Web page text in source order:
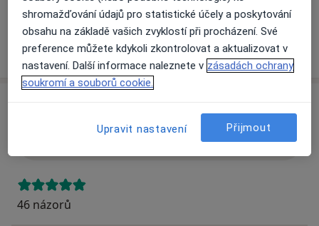
Více
o adrese
Přidejte svůj názor
46 názorů
shromažďování údajů pro statistické účely a poskytování
obsahu na základě vašich zvyklostí při procházení. Své
preference můžete kdykoli zkontrolovat a aktualizovat v
nastavení. Další informace naleznete v zásadách ochrany
soukromí a souborů cookie.
Upravit nastavení Přijmout